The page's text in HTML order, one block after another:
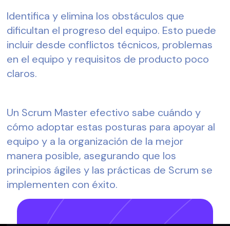
Identifica y elimina los obstáculos que
dificultan el progreso del equipo. Esto puede
incluir desde conflictos técnicos, problemas
en el equipo y requisitos de producto poco
claros.
Un Scrum Master efectivo sabe cuándo y
cómo adoptar estas posturas para apoyar al
equipo y a la organización de la mejor
manera posible, asegurando que los
principios ágiles y las prácticas de Scrum se
implementen con éxito.